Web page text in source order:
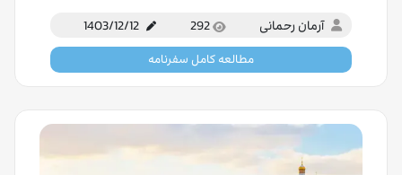
آرمان رحمانی 292
مطالعه کامل سفرنامه